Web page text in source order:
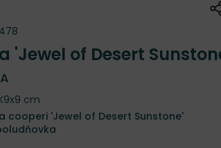
'Jewel of Desert
cm
cooperi 'Jewel of Desert Sunstone'